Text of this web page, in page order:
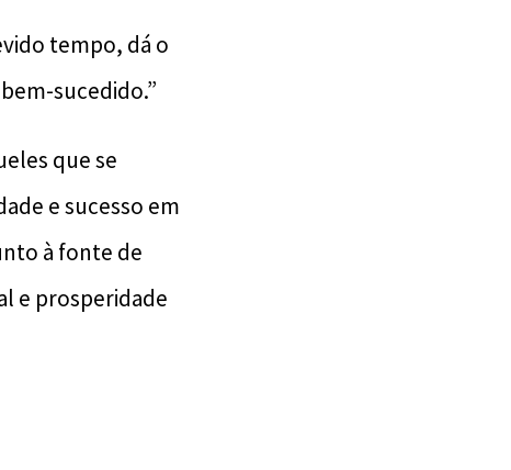
tempo, dá o
sucedido.”
que se
e sucesso em
à fonte de
e prosperidade